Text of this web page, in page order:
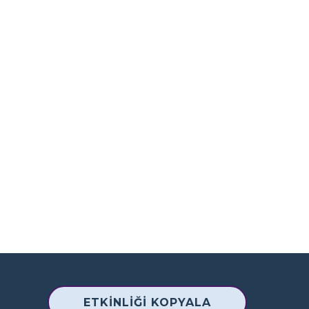
ETKINLIĞI KOPYALA